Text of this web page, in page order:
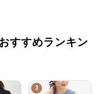
すすめランキン
3